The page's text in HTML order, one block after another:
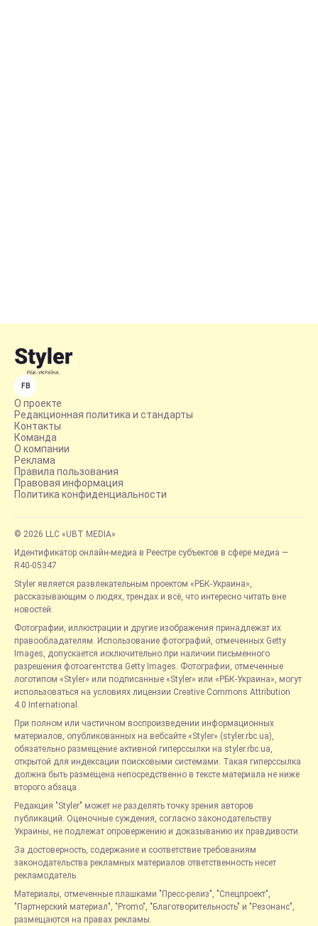
FB
О проекте
Редакционная политика и стандарты
Контакты
Команда
О компании
Реклама
Правила пользования
Правовая информация
Политика конфиденциальности
© 2026 LLC «UBT MEDIA»
Идентификатор онлайн-медиа в Реестре субъектов в сфере медиа —
R40-05347
Styler является развлекательным проектом «РБК-Украина»,
рассказывающим о людях, трендах и всё, что интересно читать вне
новостей.
Фотографии, иллюстрации и другие изображения принадлежат их
правообладателям. Использование фотографий, отмеченных Getty
Images, допускается исключительно при наличии письменного
разрешения фотоагентства Getty Images. Фотографии, отмеченные
логотипом «Styler» или подписанные «Styler» или «РБК-Украина», могут
использоваться на условиях лицензии Creative Commons Attribution
4.0 International.
При полном или частичном воспроизведении информационных
материалов, опубликованных на вебсайте «Styler» (styler.rbc.ua),
обязательно размещение активной гиперссылки на styler.rbc.ua,
открытой для индексации поисковыми системами. Такая гиперссылка
должна быть размещена непосредственно в тексте материала не ниже
второго абзаца.
Редакция "Styler" может не разделять точку зрения авторов
публикаций. Оценочные суждения, согласно законодательству
Украины, не подлежат опровержению и доказыванию их правдивости.
За достоверность, содержание и соответствие требованиям
законодательства рекламных материалов ответственность несет
рекламодатель.
Материалы, отмеченные плашками "Пресс-релиз", "Спецпроект",
"Партнерский материал", "Promo", "Благотворительность" и "Резонанс",
размещаются на правах рекламы.